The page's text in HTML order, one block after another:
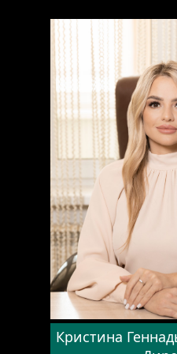
Кристина